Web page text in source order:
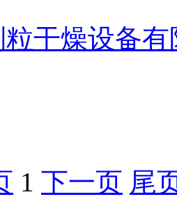
干燥设备有
1 下一页 尾